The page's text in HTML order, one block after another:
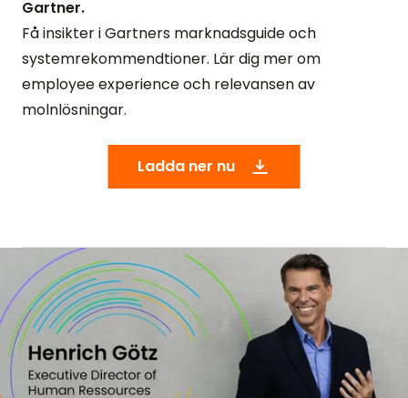
Gartner.
Få insikter i Gartners marknadsguide och
systemrekommendtioner. Lär dig mer om
employee experience och relevansen av
molnlösningar.
Ladda ner nu